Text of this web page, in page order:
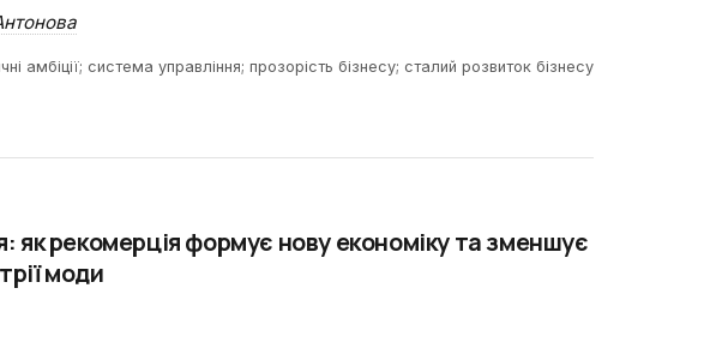
амбіції; система управління; прозорість бізнесу; сталий розвиток бізнесу
як рекомерція формує нову економіку та зменшує
моди